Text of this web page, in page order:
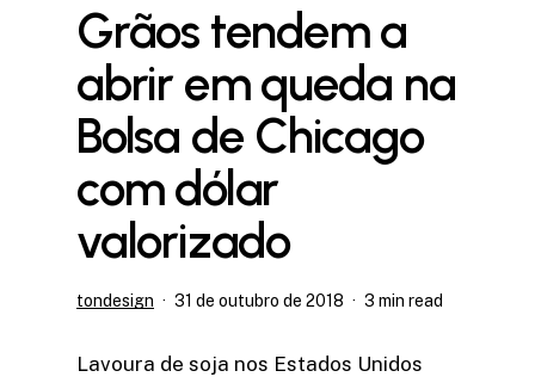
Grãos tendem a
abrir em queda na
Bolsa de Chicago
com dólar
valorizado
tondesign 31 de outubro de 2018 3 min read
Lavoura de soja nos Estados Unidos